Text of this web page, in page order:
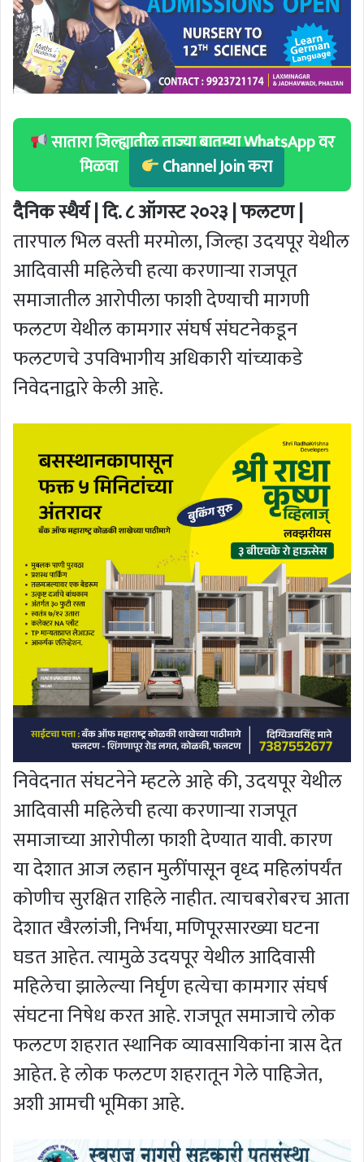
सातारा जिल्ह्यातील ताज्या बातम्या WhatsApp वर
मिळवा
Channel Join करा
दैनिक स्थैर्य | दि. ८ ऑगस्ट २०२३ | फलटण |
तारपाल भिल वस्ती मरमोला, जिल्हा उदयपूर येथील
आदिवासी महिलेची हत्या करणार्‍या राजपूत
समाजातील आरोपीला फाशी देण्याची मागणी
फलटण येथील कामगार संघर्ष संघटनेकडून
फलटणचे उपविभागीय अधिकारी यांच्याकडे
निवेदनाद्वारे केली आहे.
निवेदनात संघटनेने म्हटले आहे की, उदयपूर येथील
आदिवासी महिलेची हत्या करणार्‍या राजपूत
समाजाच्या आरोपीला फाशी देण्यात यावी. कारण
या देशात आज लहान मुलींपासून वृध्द महिलांपर्यंत
कोणीच सुरक्षित राहिले नाहीत. त्याचबरोबरच आता
देशात खैरलांजी, निर्भया, मणिपूरसारख्या घटना
घडत आहेत. त्यामुळे उदयपूर येथील आदिवासी
महिलेचा झालेल्या निर्घृण हत्येचा कामगार संघर्ष
संघटना निषेध करत आहे. राजपूत समाजाचे लोक
फलटण शहरात स्थानिक व्यावसायिकांना त्रास देत
आहेत. हे लोक फलटण शहरातून गेले पाहिजेत,
अशी आमची भूमिका आहे.